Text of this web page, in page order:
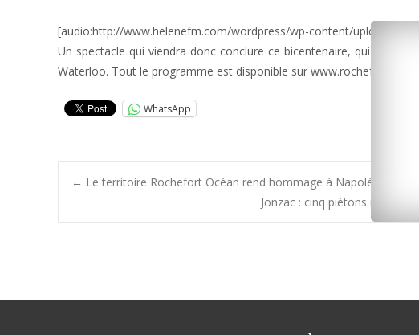
[audio:http://www.helenefm.com/wordpress/wp-content/uploads/
Un spectacle qui viendra donc conclure ce bicentenaire, qui a été
Waterloo. Tout le programme est disponible sur www.rochefort-
WhatsApp
Post
← Le territoire Rochefort Océan rend hommage à Napoléon
Jonzac : cinq piétons